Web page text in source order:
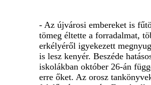
- Az újvárosi embereket is
tömeg éltette a forradalmat,
erkélyéről igyekezett
is lesz kenyér. Beszéde
iskolákban október 26-án
erre őket. Az orosz